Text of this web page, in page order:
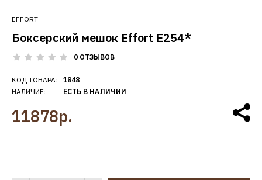
EFFORT
Боксерский мешок Effort E254*
0 ОТЗЫВОВ
КОД ТОВАРА:
НАЛИЧИЕ:
1848
ЕСТЬ В НАЛИЧИИ
11878р.